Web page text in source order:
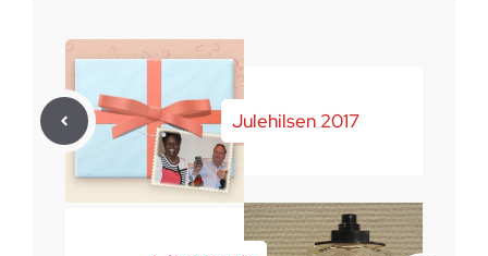
Julehilsen 2017